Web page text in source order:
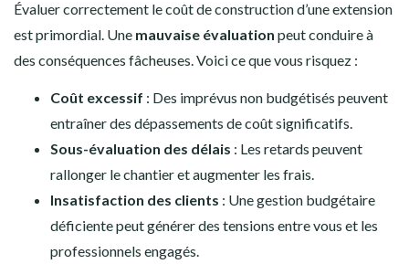
Évaluer correctement le coût de construction d’une extension
est primordial. Une mauvaise évaluation peut conduire à
des conséquences fâcheuses. Voici ce que vous risquez :
Coût excessif : Des imprévus non budgétisés peuvent
entraîner des dépassements de coût significatifs.
Sous-évaluation des délais : Les retards peuvent
rallonger le chantier et augmenter les frais.
Insatisfaction des clients : Une gestion budgétaire
déficiente peut générer des tensions entre vous et les
professionnels engagés.